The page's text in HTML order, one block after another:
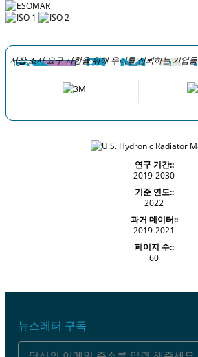
시장 조사 요구 사항을 위해 우리를 신뢰하는 기업들
연구 기간::
2019-2030
기준 연도::
2022
과거 데이터::
2019-2021
페이지 수::
60
뉴스레터 구독